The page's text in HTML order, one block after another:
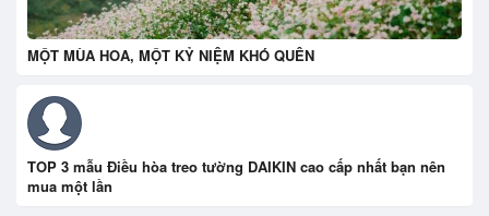
MỘT MÙA HOA, MỘT KỶ NIỆM KHÓ QUÊN
TOP 3 mẫu Điều hòa treo tường DAIKIN cao cấp nhất bạn nên
mua một lần